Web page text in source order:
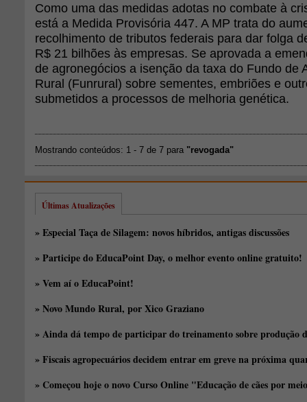
Como uma das medidas adotas no combate à
está a Medida Provisória 447. A MP trata do
recolhimento de tributos federais para dar folga
R$ 21 bilhões às empresas. Se aprovada a
de agronegócios a isenção da taxa do Fundo de
Rural (Funrural) sobre sementes, embriões e
submetidos a processos de melhoria genética.
Mostrando conteúdos: 1 - 7 de 7 para "revogada"
Últimas Atualizações
» Especial Taça de Silagem: novos híbridos, antigas discussões
» Participe do EducaPoint Day, o melhor evento online gratuito!
» Vem aí o EducaPoint!
» Novo Mundo Rural, por Xico Graziano
» Ainda dá tempo de participar do treinamento sobre produção
» Fiscais agropecuários decidem entrar em greve na próxima
» Começou hoje o novo Curso Online "Educação de cães por